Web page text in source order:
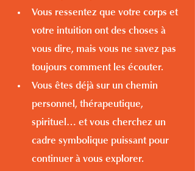
Vous ressentez que votre corps et
votre intuition ont des choses à
vous dire, mais vous ne savez pas
toujours comment les écouter.
Vous êtes déjà sur un chemin
personnel, thérapeutique,
spirituel… et vous cherchez un
cadre symbolique puissant pour
continuer à vous explorer.